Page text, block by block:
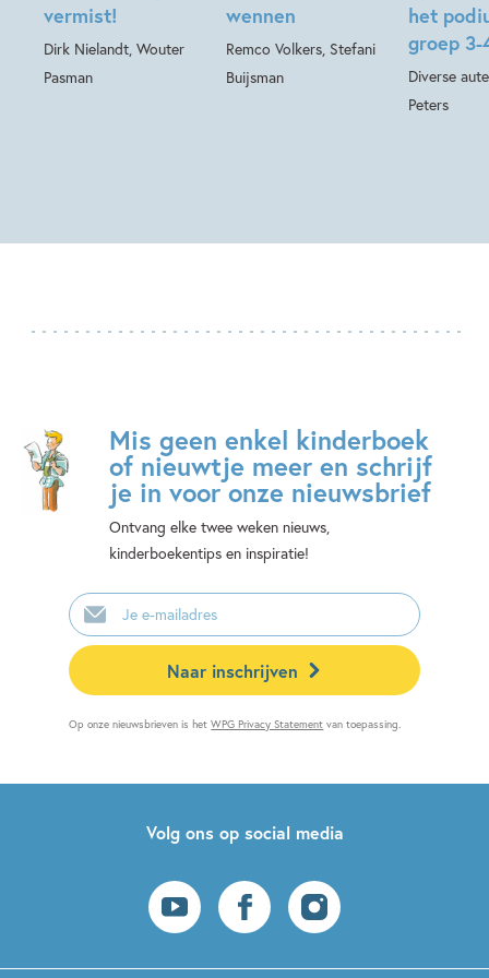
vermist!
Dirk Nielandt, Wouter
Pasman
wennen
Remco Volkers, Stefani
Buijsman
het
groep 3-
Diverse
Peters
Mis geen enkel kinderboek
of nieuwtje meer en schrijf
je in voor onze nieuwsbrief
Ontvang elke twee weken nieuws,
kinderboekentips en inspiratie!
E-
mailadres
Naar inschrijven
Op onze nieuwsbrieven is hetWPG Privacy Statement van toepassing.
Volg ons op social media